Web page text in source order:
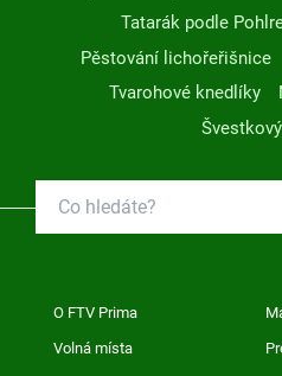
Tatarák podle
Pěstování lichořeřišnice
Tvarohové knedlíky
O FTV Prima
Volná místa